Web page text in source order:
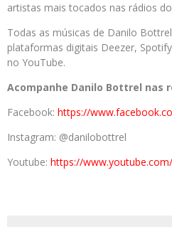
artistas mais tocados nas rádios
Todas as músicas de Danilo
plataformas digitais Deezer,
no YouTube.
Acompanhe Danilo Bottrel nas
Facebook: https://
Instagram: @danilobottrel
Youtube: https://